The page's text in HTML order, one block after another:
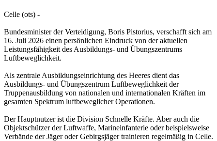
Celle (ots) -
Bundesminister der Verteidigung, Boris Pistorius, verschafft sich am
16. Juli 2026 einen persönlichen Eindruck von der aktuellen
Leistungsfähigkeit des Ausbildungs- und Übungszentrums
Luftbeweglichkeit.
Als zentrale Ausbildungseinrichtung des Heeres dient das
Ausbildungs- und Übungszentrum Luftbeweglichkeit der
Truppenausbildung von nationalen und internationalen Kräften im
gesamten Spektrum luftbeweglicher Operationen.
Der Hauptnutzer ist die Division Schnelle Kräfte. Aber auch die
Objektschützer der Luftwaffe, Marineinfanterie oder beispielsweise
Verbände der Jäger oder Gebirgsjäger trainieren regelmäßig in Celle.